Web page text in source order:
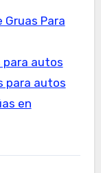
Gruas Para
para autos
para autos
en